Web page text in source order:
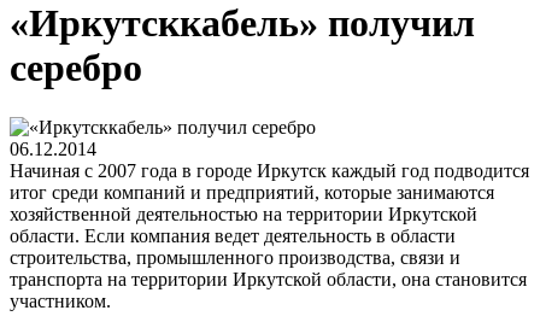
«Иркутсккабель» получил
серебро
06.12.2014
Начиная с 2007 года в городе Иркутск каждый год подводится
итог среди компаний и предприятий, которые занимаются
хозяйственной деятельностью на территории Иркутской
области. Если компания ведет деятельность в области
строительства, промышленного производства, связи и
транспорта на территории Иркутской области, она становится
участником.